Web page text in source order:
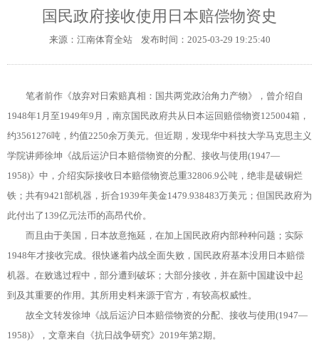
国民政府接收使用日本赔偿物资史
来源： 江南体育全站发布时间：2025-03-29 19:25:40
笔者前作《放弃对日索赔真相：国共两党政治角力产物》，曾介绍自
1948年1月至1949年9月，南京国民政府共从日本运回赔偿物资125004箱，
约3561276吨，约值2250余万美元。但近期，发现华中科技大学马克思主义
学院讲师徐坤《战后运沪日本赔偿物资的分配、接收与使用(1947—
1958)》中，介绍实际接收日本赔偿物资总重32806.9公吨，绝非是破铜烂
铁；共有9421部机器，折合1939年美金1479.938483万美元；但国民政府为
此付出了139亿元法币的高昂代价。
而且由于美国，日本故意拖延，在加上国民政府内部种种问题；实际
1948年才接收完成。很快遂着内战全面失败，国民政府基本没用日本赔偿
机器。在败逃过程中，部分遭到破坏；大部分接收，并在新中国建设中起
到及其重要的作用。其所用史料来源于官方，有较高权威性。
故全文转发徐坤《战后运沪日本赔偿物资的分配、接收与使用(1947—
1958)》，文章来自《抗日战争研究》2019年第2期。